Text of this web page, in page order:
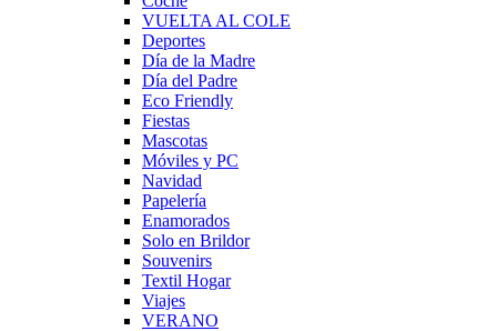
VUELTA AL COLE
Deportes
Día de la Madre
Día del Padre
Eco Friendly
Fiestas
Mascotas
Móviles y PC
Navidad
Papelería
Enamorados
Solo en Brildor
Souvenirs
Textil Hogar
Viajes
VERANO